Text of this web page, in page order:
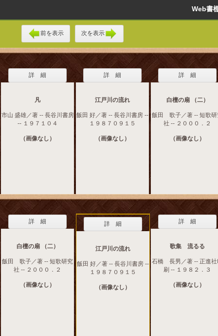
Web
前を表示 次を表示
詳 細
凡
市山 盛雄／著 -- 長谷川書房
-- １９７１０４
（画像なし）
詳 細
江戸川の流れ
飯田 好／著 -- 長谷川書房 --
１９８７０９１５
（画像なし）
詳 細
白檀の扇 （二）
飯田 歌子／著 -- 短歌研
社 -- ２０００．２
（画像なし）
詳 細
白檀の扇 （二）
飯田 歌子／著 -- 短歌研究
社 -- ２０００．２
（画像なし）
詳 細
江戸川の流れ
飯田 好／著 -- 長谷川書房 --
１９８７０９１５
（画像なし）
詳 細
歌集 流るる
石橋 長男／著 -- 正進社
刷 -- １９８２．３
（画像なし）